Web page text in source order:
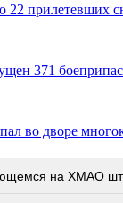
22 прилетевших
371 боеприпас
во дворе
на ХМАО